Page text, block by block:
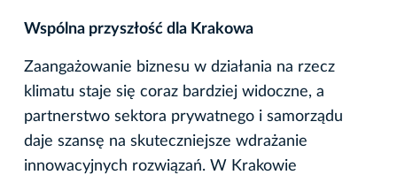
Wspólna przyszłość dla Krakowa
Zaangażowanie biznesu w działania na rzecz
klimatu staje się coraz bardziej widoczne, a
partnerstwo sektora prywatnego i samorządu
daje szansę na skuteczniejsze wdrażanie
innowacyjnych rozwiązań. W Krakowie